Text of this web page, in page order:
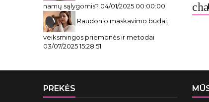
namų sąlygomis? 04/01/2025 00:00:00
Raudonio maskavimo būdai:
veiksmingos priemonės ir metodai
03/07/2025 15:28:51
PREKĖS